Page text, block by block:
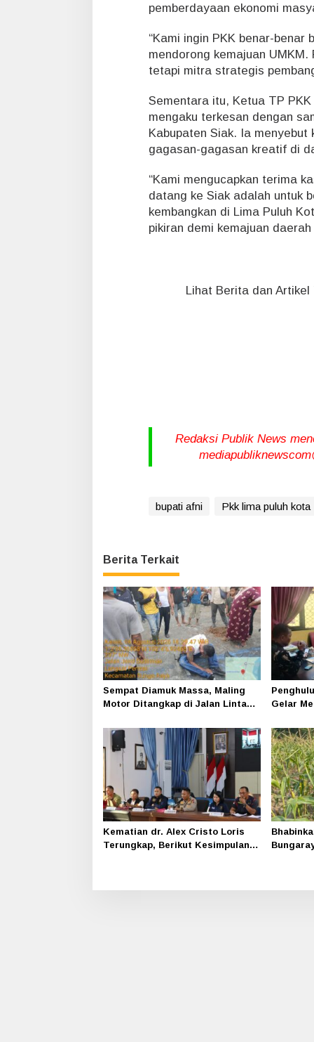
pemberdayaan ekonomi
“Kami ingin PKK benar-
mendorong kemajuan
tetapi mitra strategis
Sementara itu, Ketua TP
mengaku terkesan dengan
Kabupaten Siak. Ia menyebut
gagasan-gagasan kreatif di
“Kami mengucapkan terima
datang ke Siak adalah untuk
kembangkan di Lima Puluh
pikiran demi kemajuan
Lihat Berita dan Artikel
Redaksi Publik News
bupati afni Pkk lima puluh kota
Berita Terkait
Sempat Diamuk Massa, Maling
Motor Ditangkap di Jalan Lintas
Gelar
Kematian dr. Alex Cristo Loris
Terungkap, Berikut Kesimpulan